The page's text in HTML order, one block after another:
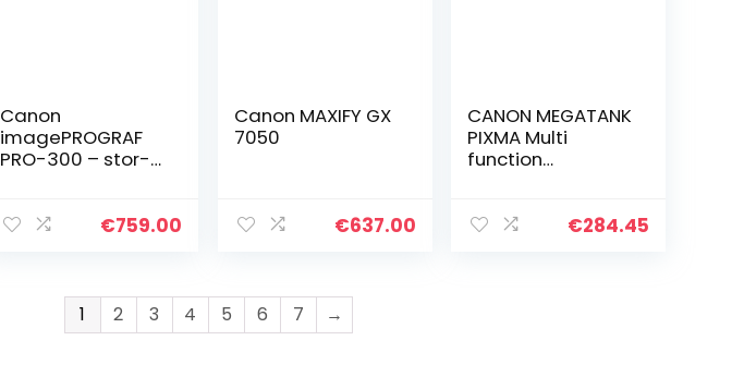
Canon
imagePROGRAF
PRO-300 – stor-
€759.00
Canon MAXIFY GX
7050
€637.00
CANON MEGATANK
PIXMA Multi
function
€284.45
1 2 3 4 5 6 7 →